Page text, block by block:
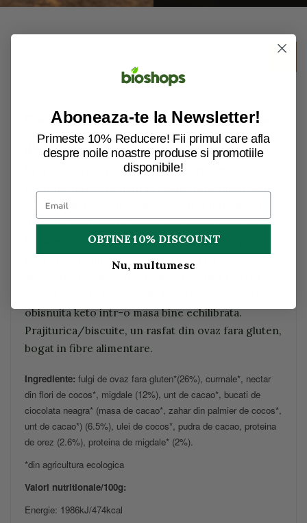
Cookie cu migdale si ciocolata neagra, fara
gluten, eco 50g
Proteine intr-o prajitura suna destul de ciudat.
si mai ciudat. Am depasit aceste prejudecati cu
desertul nostru cu ciocolata neagra si migdale
Kookie Cat. Combinatia de proteine din orez si
proteine din migdale este perfecta pentru
obisnuita keto intr-o masa bine echilibrata.
Prajiturica/biscuite, un rasfat din ovaz fara gluten,
bogat in fibre alimentare.
Ingrediente: fulgi de ovaz fara gluten*(26%), curmale*, nectar
din flori de cocos*, migdale (12%), unt de cacao*, bucati de
ciocolata neagra* (masa de cacao*, zahar din palmier de cocos*,
unt de cacao*) (6.5%), ulei de cocos*, pudra de cacao, proteina
de orez (2.6%), proteina de migdale* (2%).
*din agricultura ecologica
Valori nutritionale/100g:
Energie: 1986kJ/474kcal
Aboneaza-te la Newsletter!
Primeste 10% Reducere! Fii primul care afla
despre noile noastre produse si promotiile
disponibile!
OBTINE 10% DISCOUNT
Nu, multumesc